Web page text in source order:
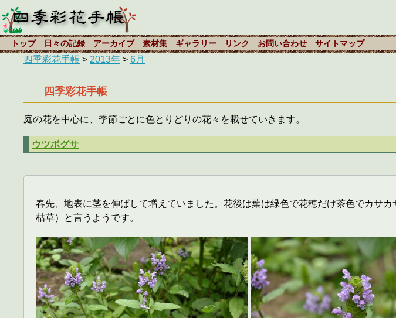
トップ 日々の記録 アーカイブ 素材集 ギャラリー リンク お問い合わせ サイトマップ
四季彩花手帳 > 2013年 > 6月
四季彩花手帳
庭の花を中心に、季節ごとに色とりどりの花々を載せていきます。
ウツボグサ
春先、地表に茎を伸ばして増えていました。花後は葉は緑色で花穂だけ茶色でカサ
枯草）と言うようです。